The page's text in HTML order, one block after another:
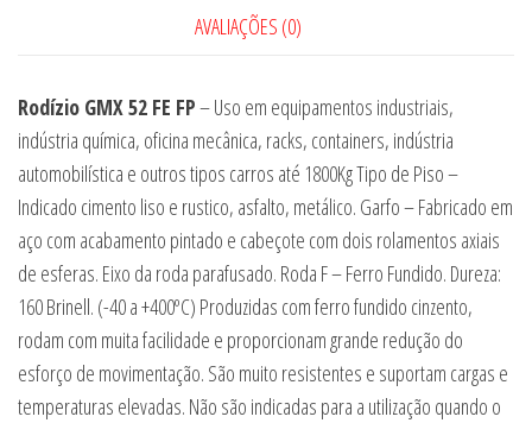
AVALIAÇÕES (0)
Rodízio GMX 52 FE FP– Uso em equipamentos industriais,
indústria química, oficina mecânica, racks, containers, indústria
automobilística e outros tipos carros até 1800Kg Tipo de Piso –
Indicado cimento liso e rustico, asfalto, metálico. Garfo – Fabricado em
aço com acabamento pintado e cabeçote com dois rolamentos axiais
de esferas. Eixo da roda parafusado. Roda F – Ferro Fundido. Dureza:
160 Brinell. (-40 a +400ºC) Produzidas com ferro fundido cinzento,
rodam com muita facilidade e proporcionam grande redução do
esforço de movimentação. São muito resistentes e suportam cargas e
temperaturas elevadas. Não são indicadas para a utilização quando o